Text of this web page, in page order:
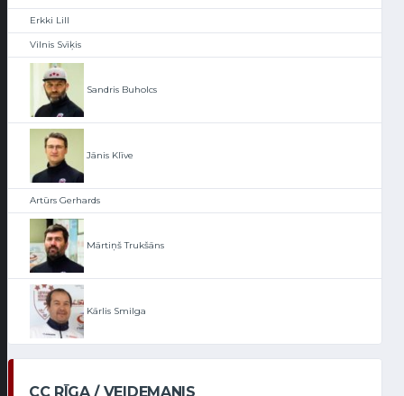
Erkki Lill
Vilnis Svīķis
Sandris Buholcs
Jānis Klīve
Artūrs Gerhards
Mārtiņš Trukšāns
Kārlis Smilga
CC RĪGA / VEIDEMANIS